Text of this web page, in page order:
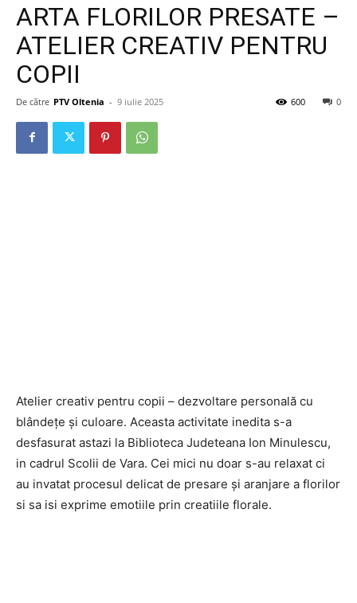
ARTA FLORILOR PRESATE –
ATELIER CREATIV PENTRU
COPII
De către PTV Oltenia - 9 iulie 2025 0
600
Atelier creativ pentru copii – dezvoltare personală cu
blândețe și culoare. Aceasta activitate inedita s-a
desfasurat astazi la Biblioteca Judeteana Ion Minulescu,
in cadrul Scolii de Vara. Cei mici nu doar s-au relaxat ci
au invatat procesul delicat de presare și aranjare a florilor
si sa isi exprime emotiile prin creatiile florale.